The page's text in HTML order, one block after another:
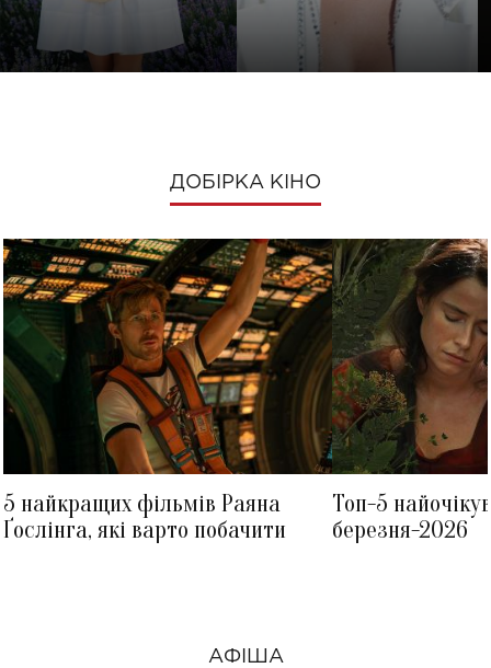
ДОБІРКА КІНО
5 найкращих фільмів Раяна
Ґослінга, які варто побачити
Топ-5
березня-2026
АФІША